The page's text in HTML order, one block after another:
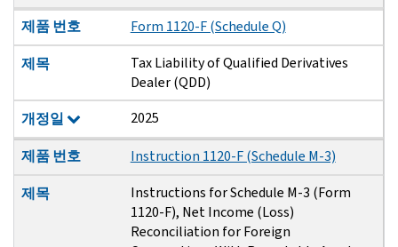
제품 번호
Form 1120-F (Schedule Q)
제목
Tax Liability of Qualified Derivatives
Dealer (QDD)
개정일
2025
제품 번호
Instruction 1120-F (Schedule M-3)
제목
Instructions for Schedule M-3 (Form
1120-F), Net Income (Loss)
Reconciliation for Foreign